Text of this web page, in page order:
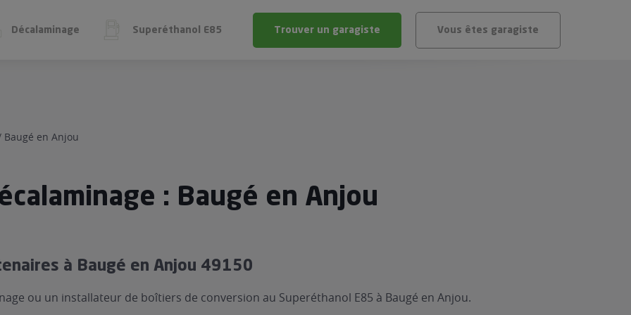
Décalaminage Superéthanol E85
E85
du carburant
E85
Trouver un garagiste Vous êtes garagiste
Baugé en Anjou
: Baugé en Anjou
à Baugé en Anjou 49150
ou un installateur de boîtiers de conversion au Superéthanol E85 à Baugé en Anjou.